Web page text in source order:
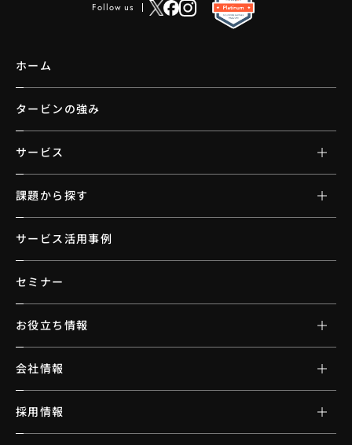
Follow us
ホーム
タービンの強み
サービス
課題から探す
サービス活用事例
セミナー
お役立ち情報
会社情報
採用情報